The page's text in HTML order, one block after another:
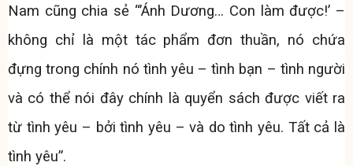
Nam cũng chia sẻ “’Ánh Dương… Con làm được!’ –
không chỉ là một tác phẩm đơn thuần, nó chứa
đựng trong chính nó tình yêu – tình bạn – tình người
và có thể nói đây chính là quyển sách được viết ra
từ tình yêu – bởi tình yêu – và do tình yêu. Tất cả là
tình yêu”.